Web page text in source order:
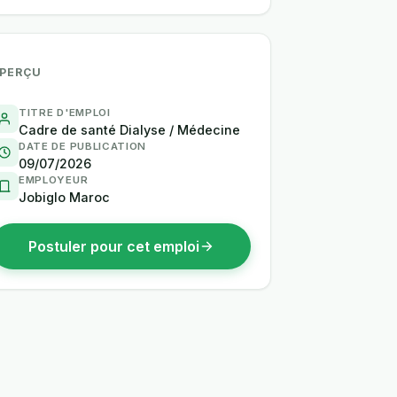
TITRE D'EMPLOI
Cadre de santé Dialyse / Médecine
DATE DE PUBLICATION
09/07/2026
EMPLOYEUR
Jobiglo Maroc
Postuler pour cet emploi